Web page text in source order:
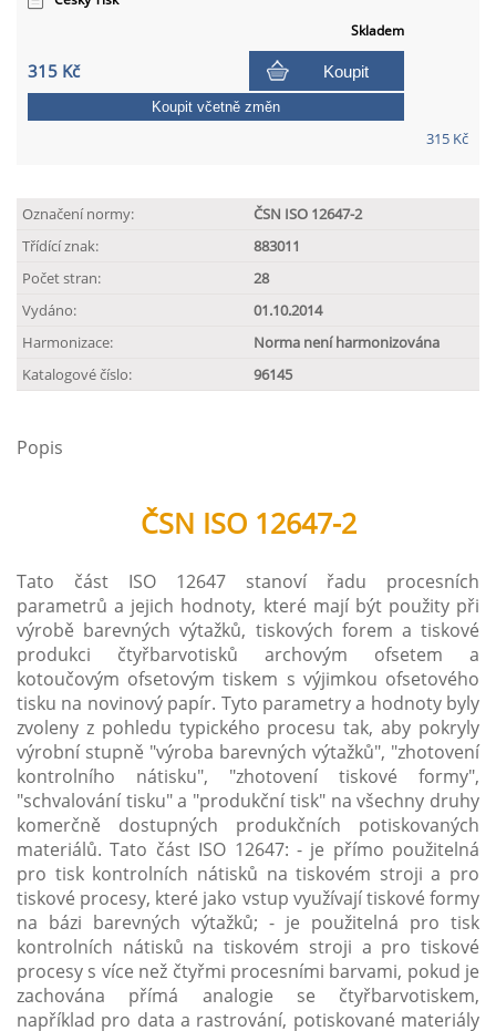
Skladem
315 Kč Koupit
315 Kč
Koupit včetně změn
Označení normy:
ČSN ISO 12647-2
Třídící znak:
883011
Počet stran:
28
Vydáno:
01.10.2014
Harmonizace:
Norma není harmonizována
Katalogové číslo:
96145
Popis
ČSN ISO 12647-2
Tato část ISO 12647 stanoví řadu procesních
parametrů a jejich hodnoty, které mají být použity při
výrobě barevných výtažků, tiskových forem a tiskové
produkci čtyřbarvotisků archovým ofsetem a
kotoučovým ofsetovým tiskem s výjimkou ofsetového
tisku na novinový papír. Tyto parametry a hodnoty byly
zvoleny z pohledu typického procesu tak, aby pokryly
výrobní stupně "výroba barevných výtažků", "zhotovení
kontrolního nátisku", "zhotovení tiskové formy",
"schvalování tisku" a "produkční tisk" na všechny druhy
komerčně dostupných produkčních potiskovaných
materiálů. Tato část ISO 12647: - je přímo použitelná
pro tisk kontrolních nátisků na tiskovém stroji a pro
tiskové procesy, které jako vstup využívají tiskové formy
na bázi barevných výtažků; - je použitelná pro tisk
kontrolních nátisků na tiskovém stroji a pro tiskové
procesy s více než čtyřmi procesními barvami, pokud je
zachována přímá analogie se čtyřbarvotiskem,
například pro data a rastrování, potiskované materiály